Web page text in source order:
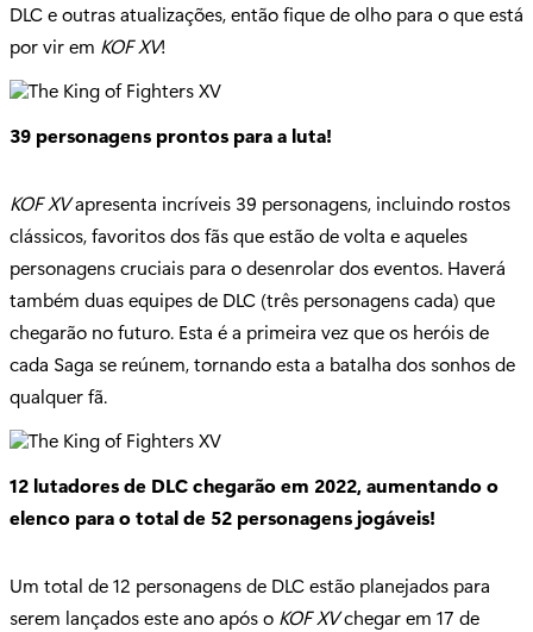
DLC e outras atualizações, então fique de olho para o que está
por vir em KOF XV!
39 personagens prontos para a luta!
KOF XVapresenta incríveis 39 personagens, incluindo rostos
clássicos, favoritos dos fãs que estão de volta e aqueles
personagens cruciais para o desenrolar dos eventos. Haverá
também duas equipes de DLC (três personagens cada) que
chegarão no futuro. Esta é a primeira vez que os heróis de
cada Saga se reúnem, tornando esta a batalha dos sonhos de
qualquer fã.
12 lutadores de DLC chegarão em 2022, aumentando o
elenco para o total de 52 personagens jogáveis!
Um total de 12 personagens de DLC estão planejados para
serem lançados este ano após o KOF XVchegar em 17 de